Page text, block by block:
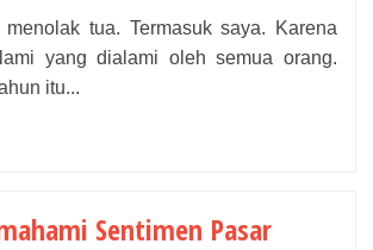
tua. Termasuk saya. Karena
yang dialami oleh semua orang.
itu...
Sentimen Pasar